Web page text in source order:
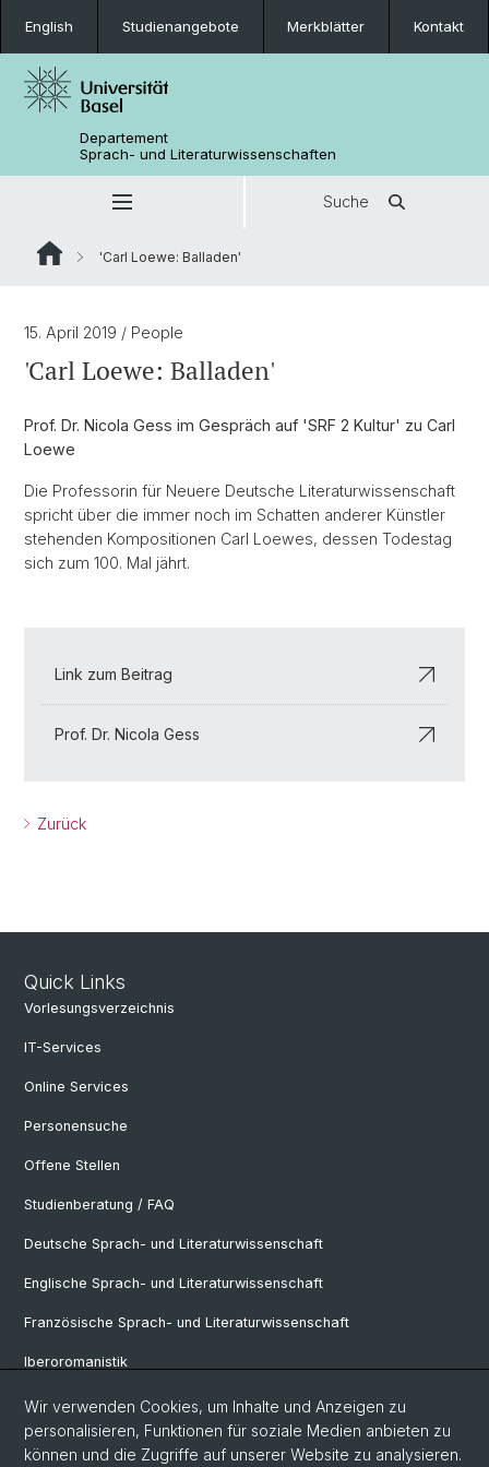
English Studienangebote Merkblätter Kontakt
Departement
Sprach- und Literaturwissenschaften
Suche
'Carl Loewe: Balladen'
15. April 2019 / People
'Carl Loewe: Balladen'
Prof. Dr. Nicola Gess im Gespräch auf 'SRF 2 Kultur' zu Carl
Loewe
Die Professorin für Neuere Deutsche Literaturwissenschaft
spricht über die immer noch im Schatten anderer Künstler
stehenden Kompositionen Carl Loewes, dessen Todestag
sich zum 100. Mal jährt.
Link zum Beitrag
Prof. Dr. Nicola Gess
Zurück
Quick Links
Vorlesungsverzeichnis
IT-Services
Online Services
Personensuche
Offene Stellen
Studienberatung / FAQ
Deutsche Sprach- und Literaturwissenschaft
Englische Sprach- und Literaturwissenschaft
Französische Sprach- und Literaturwissenschaft
Iberoromanistik
Italianistik
Nordistik
Wir verwenden Cookies, um Inhalte und Anzeigen zu
personalisieren, Funktionen für soziale Medien anbieten zu
können und die Zugriffe auf unserer Website zu analysieren.